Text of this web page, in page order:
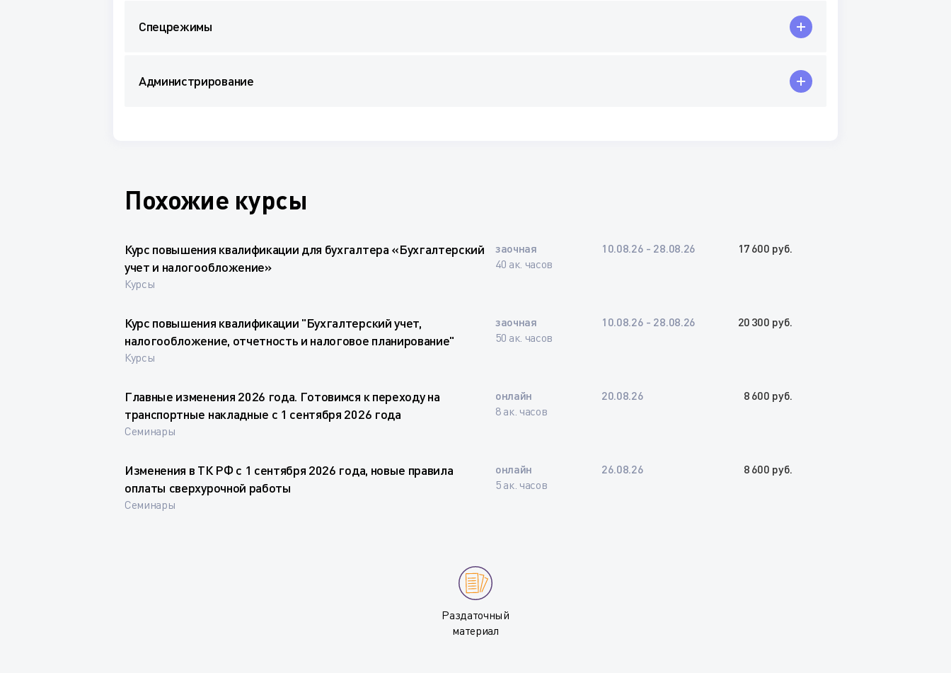
Спецрежимы
Администрирование
Похожие курсы
Курс повышения квалификации для бухгалтера «Бухгалтерский
учет и налогообложение»
Курсы
заочная
40 ак. часов
10.08.26 - 28.08.26 17 600 руб.
Курс повышения квалификации "Бухгалтерский учет,
налогообложение, отчетность и налоговое планирование"
Курсы
заочная
50 ак. часов
10.08.26 - 28.08.26 20 300 руб.
Главные изменения 2026 года. Готовимся к переходу на
транспортные накладные с 1 сентября 2026 года
Семинары
онлайн
8 ак. часов
20.08.26 8 600 руб.
Изменения в ТК РФ с 1 сентября 2026 года, новые правила
оплаты сверхурочной работы
Семинары
онлайн
5 ак. часов
26.08.26 8 600 руб.
Раздаточный
материал